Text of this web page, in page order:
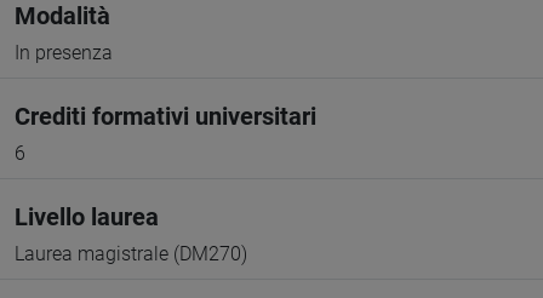
Modalità
In presenza
Crediti formativi universitari
6
Livello laurea
Laurea magistrale (DM270)